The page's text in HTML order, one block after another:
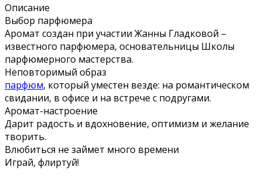
Описание
Выбор парфюмера
Аромат создан при участии Жанны Гладковой –
известного парфюмера, основательницы Школы
парфюмерного мастерства.
Неповторимый образ
парфюм, который уместен везде: на романтическом
свидании, в офисе и на встрече с подругами.
Аромат-настроение
Дарит радость и вдохновение, оптимизм и желание
творить.
Влюбиться не займет много времени
Играй, флиртуй!